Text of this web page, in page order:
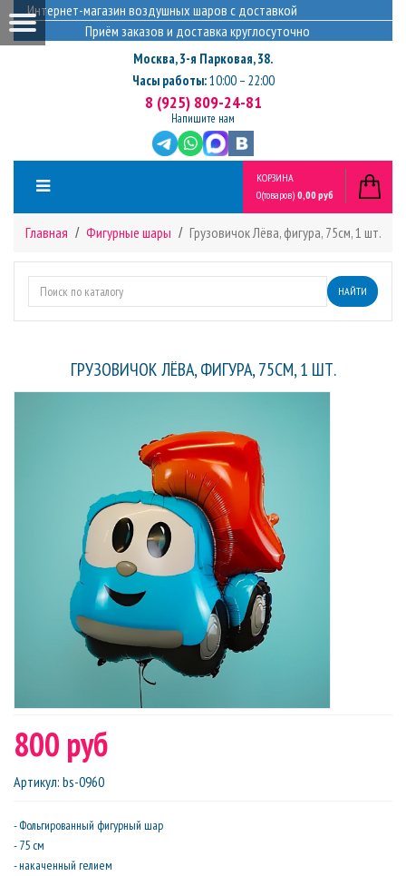
Интернет-магазин воздушных шаров с доставкой
Приём заказов и доставка круглосуточно
Москва,3-я Парковая, 38.
Часы работы:10:00 – 22:00
8 (925) 809-24-81
Напишите нам
КОРЗИНА
0(товаров) 0,00 руб
Главная Фигурные шары Грузовичок Лёва, фигура, 75см, 1 шт.
НАЙТИ
ГРУЗОВИЧОК ЛЁВА, ФИГУРА, 75СМ, 1 ШТ.
800 руб
Артикул: bs-0960
- Фольгированный фигурный шар
- 75 см
- накаченный гелием